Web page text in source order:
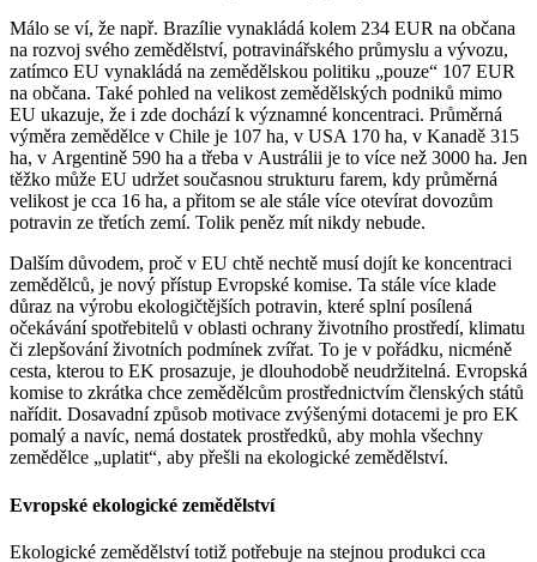
Málo se ví, že např. Brazílie vynakládá kolem 234 EUR na občana
na rozvoj svého zemědělství, potravinářského průmyslu a vývozu,
zatímco EU vynakládá na zemědělskou politiku „pouze“ 107 EUR
na občana. Také pohled na velikost zemědělských podniků mimo
EU ukazuje, že i zde dochází k významné koncentraci. Průměrná
výměra zemědělce v Chile je 107 ha, v USA 170 ha, v Kanadě 315
ha, v Argentině 590 ha a třeba v Austrálii je to více než 3000 ha. Jen
těžko může EU udržet současnou strukturu farem, kdy průměrná
velikost je cca 16 ha, a přitom se ale stále více otevírat dovozům
potravin ze třetích zemí. Tolik peněz mít nikdy nebude.
Dalším důvodem, proč v EU chtě nechtě musí dojít ke koncentraci
zemědělců, je nový přístup Evropské komise. Ta stále více klade
důraz na výrobu ekologičtějších potravin, které splní posílená
očekávání spotřebitelů v oblasti ochrany životního prostředí, klimatu
či zlepšování životních podmínek zvířat. To je v pořádku, nicméně
cesta, kterou to EK prosazuje, je dlouhodobě neudržitelná. Evropská
komise to zkrátka chce zemědělcům prostřednictvím členských států
nařídit. Dosavadní způsob motivace zvýšenými dotacemi je pro EK
pomalý a navíc, nemá dostatek prostředků, aby mohla všechny
zemědělce „uplatit“, aby přešli na ekologické zemědělství.
Evropské ekologické zemědělství
Ekologické zemědělství totiž potřebuje na stejnou produkci cca